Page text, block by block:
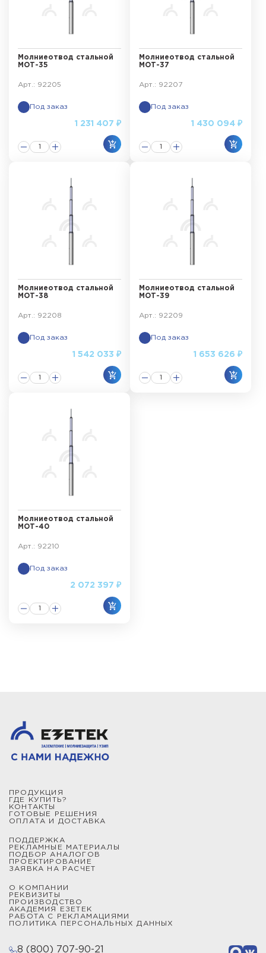
Молниеотвод стальной
МОТ-35
Арт.: 92205
Под заказ
1 231 407 ₽
Молниеотвод стальной
МОТ-37
Арт.: 92207
Под заказ
1 430 094 ₽
Молниеотвод стальной
МОТ-38
Арт.: 92208
Под заказ
1 542 033 ₽
Молниеотвод стальной
МОТ-39
Арт.: 92209
Под заказ
1 653 626 ₽
Молниеотвод стальной
МОТ-40
Арт.: 92210
Под заказ
2 072 397 ₽
ПРОДУКЦИЯ
ГДЕ КУПИТЬ?
КОНТАКТЫ
ГОТОВЫЕ РЕШЕНИЯ
ОПЛАТА И ДОСТАВКА
ПОДДЕРЖКА
РЕКЛАМНЫЕ МАТЕРИАЛЫ
ПОДБОР АНАЛОГОВ
ПРОЕКТИРОВАНИЕ
ЗАЯВКА НА РАСЧЕТ
О КОМПАНИИ
РЕКВИЗИТЫ
ПРОИЗВОДСТВО
АКАДЕМИЯ ЕЗЕТЕК
РАБОТА С РЕКЛАМАЦИЯМИ
ПОЛИТИКА ПЕРСОНАЛЬНЫХ ДАННЫХ
8 (800) 707-90-21